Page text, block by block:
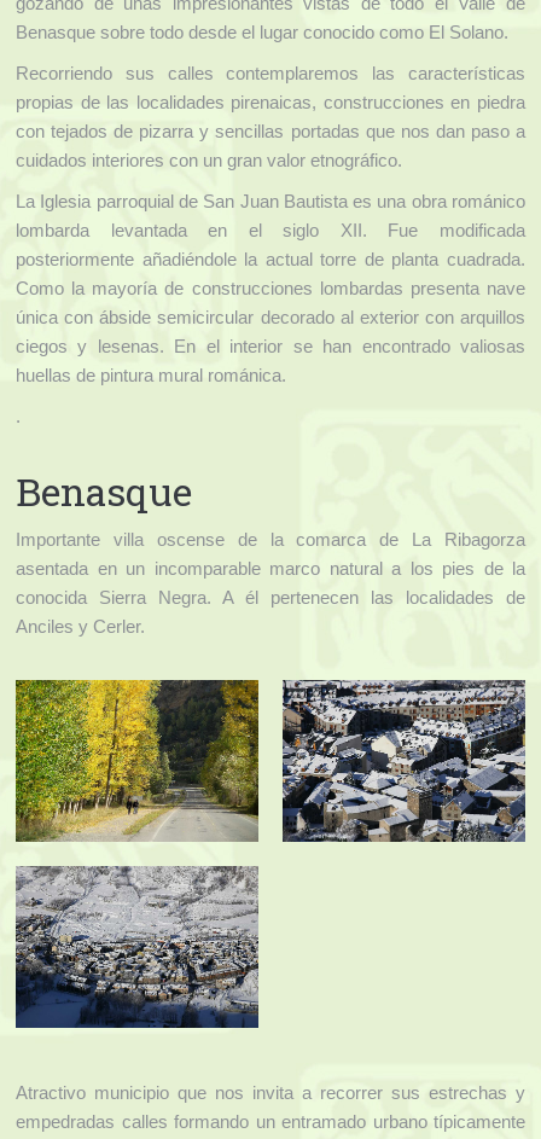
Benasque sobre todo desde el lugar conocido como El Solano.
Recorriendo sus calles contemplaremos las características
propias de las localidades pirenaicas, construcciones en piedra
con tejados de pizarra y sencillas portadas que nos dan paso a
cuidados interiores con un gran valor etnográfico.
La Iglesia parroquial de San Juan Bautista es una obra románico
lombarda levantada en el siglo XII. Fue modificada
posteriormente añadiéndole la actual torre de planta cuadrada.
Como la mayoría de construcciones lombardas presenta nave
única con ábside semicircular decorado al exterior con arquillos
ciegos y lesenas. En el interior se han encontrado valiosas
huellas de pintura mural románica.
.
Benasque
Importante villa oscense de la comarca de La Ribagorza
asentada en un incomparable marco natural a los pies de la
conocida Sierra Negra. A él pertenecen las localidades de
Anciles y Cerler.
Atractivo municipio que nos invita a recorrer sus estrechas y
empedradas calles formando un entramado urbano típicamente